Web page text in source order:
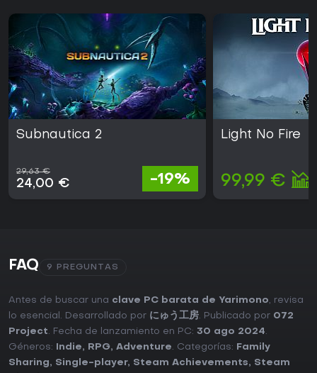
Subnautica 2
29,63 €
24,00 € -19%
Light No Fire
99,99 €
FAQ 9 PREGUNTAS
Antes de buscar una clave PC barata de Yarimono, revisa
lo esencial. Desarrollado por にゅう工房. Publicado por 072
Project. Fecha de lanzamiento en PC: 30 ago 2024.
Géneros:
Indie, RPG, Adventure. Categorías:
Family
Sharing, Single-player, Steam Achievements, Steam